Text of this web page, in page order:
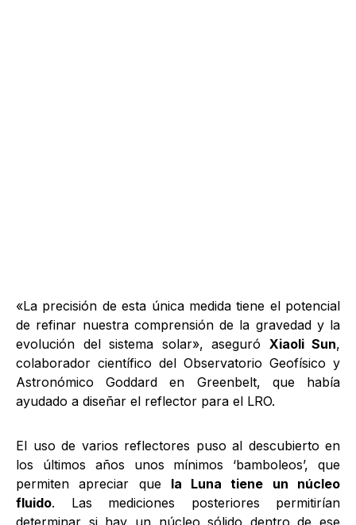
«La precisión de esta única medida tiene el potencial
de refinar nuestra comprensión de la gravedad y la
evolución del sistema solar», aseguró Xiaoli Sun,
colaborador científico del Observatorio Geofísico y
Astronómico Goddard en Greenbelt, que había
ayudado a diseñar el reflector para el LRO.
El uso de varios reflectores puso al descubierto en
los últimos años unos mínimos ‘bamboleos’, que
permiten apreciar que la Luna tiene un núcleo
fluido. Las mediciones posteriores permitirían
determinar si hay un núcleo sólido dentro de ese